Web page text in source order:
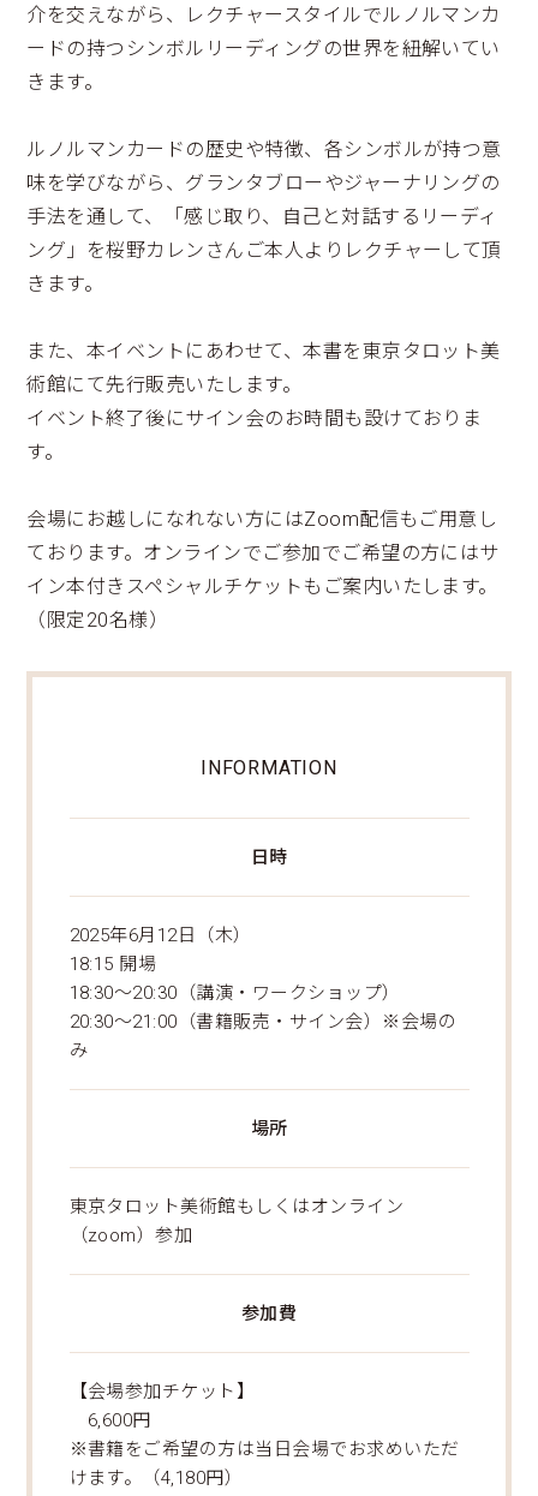
介を交えながら、レクチャースタイルでルノルマンカ
ードの持つシンボルリーディングの世界を紐解いてい
きます。
ルノルマンカードの歴史や特徴、各シンボルが持つ意
味を学びながら、グランタブローやジャーナリングの
手法を通して、「感じ取り、自己と対話するリーディ
ング」を桜野カレンさんご本人よりレクチャーして頂
きます。
また、本イベントにあわせて、本書を東京タロット美
術館にて先行販売いたします。
イベント終了後にサイン会のお時間も設けておりま
す。
会場にお越しになれない方にはZoom配信もご用意し
ております。オンラインでご参加でご希望の方にはサ
イン本付きスペシャルチケットもご案内いたします。
（限定20名様）
INFORMATION
日時
2025年6月12日（木）
18:15 開場
18:30～20:30（講演・ワークショップ）
20:30～21:00（書籍販売・サイン会）※会場の
み
場所
東京タロット美術館もしくはオンライン
（zoom）参加
参加費
【会場参加チケット】
6,600円
※書籍をご希望の方は当日会場でお求めいただ
けます。（4,180円）